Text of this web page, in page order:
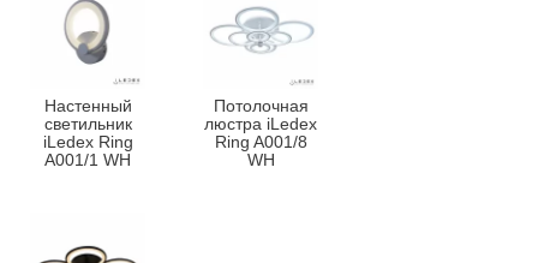
Настенный
светильник
iLedex Ring
A001/1 WH
Потолочная
люстра iLedex
Ring A001/8
WH